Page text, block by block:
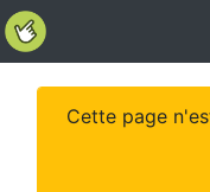
Cette page